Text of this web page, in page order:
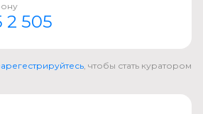
2 505
, чтобы стать куратором